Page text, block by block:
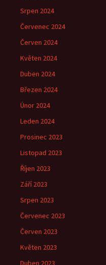
Srpen 2024
Červenec 2024
Červen 2024
Květen 2024
Duben 2024
Březen 2024
Únor 2024
Leden 2024
Prosinec 2023
Listopad 2023
Říjen 2023
Září 2023
Srpen 2023
Červenec 2023
Červen 2023
Květen 2023
Duben 2023